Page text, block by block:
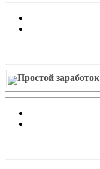
Простой заработок